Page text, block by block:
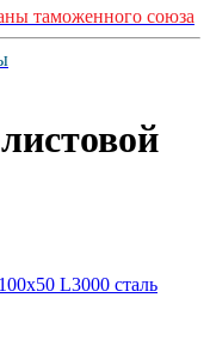
таможенного союза
L3000 сталь